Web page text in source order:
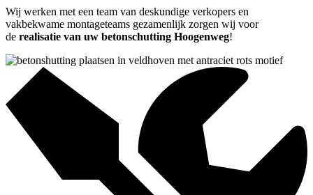
Wij werken met een team van deskundige verkopers en
vakbekwame montageteams gezamenlijk zorgen wij voor
de realisatie van uw betonschutting Hoogenweg!